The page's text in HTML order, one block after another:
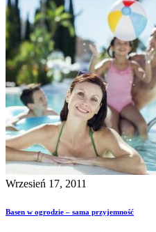
Wrzesień 17, 2011
Basen w ogrodzie – sama przyjemność